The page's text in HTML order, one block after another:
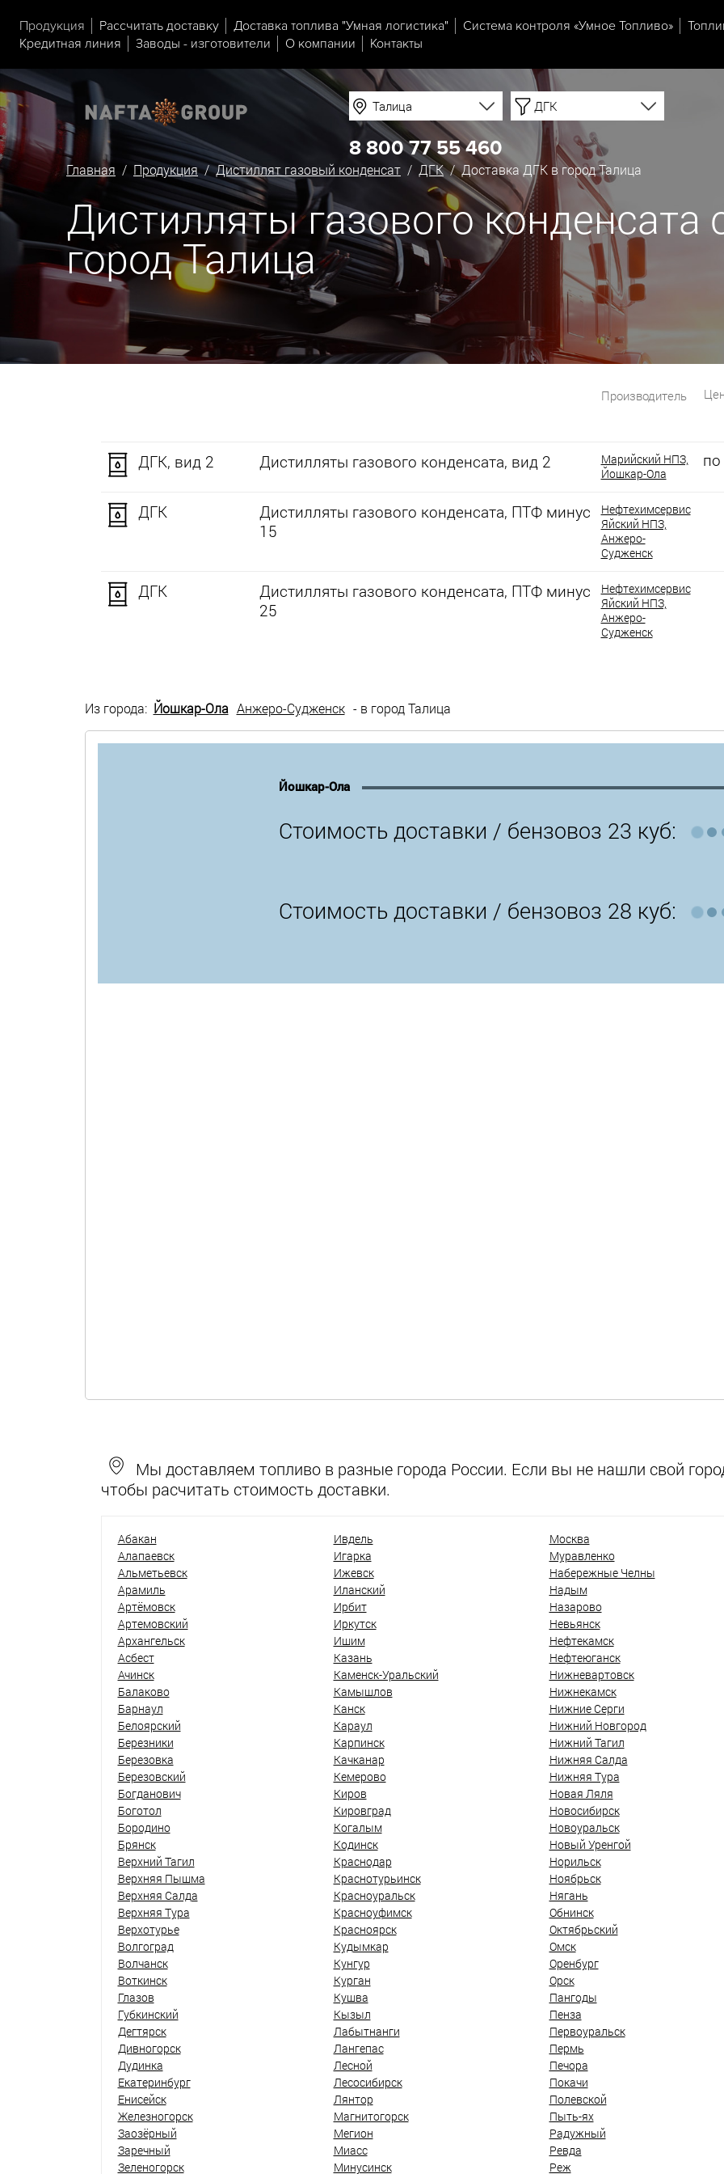
Продукция Рассчитать доставку Доставка топлива "Умная логистика" Система контроля «Умное Топливо»
Кредитная линия
Заводы - изготовители О компании Контакты
Талица ДГК
8 800 77 55 460
Главная / Продукция/Дистиллят газовый конденсат / ДГК/ Доставка ДГК в город Талица
Дистилляты газового конденсата
город Талица
Производитель
ДГК, вид 2 Дистилляты газового конденсата, вид 2
Марийский НПЗ,
Йошкар-Ола
ДГК
Дистилляты газового конденсата, ПТФ минус
15
Нефтехимсервис
Яйский НПЗ,
Анжеро-
Судженск
ДГК
Дистилляты газового конденсата, ПТФ минус
25
Нефтехимсервис
Яйский НПЗ,
Анжеро-
Судженск
Из города: Йошкар-Ола Анжеро-Судженск - в город Талица
Йошкар-Ола
Стоимость доставки / бензовоз 23 куб:
Стоимость доставки / бензовоз 28 куб:
Мы доставляем топливо в разные города России. Если вы не нашли свой
чтобы расчитать стоимость доставки.
Абакан
Алапаевск
Альметьевск
Арамиль
Артёмовск
Артемовский
Архангельск
Асбест
Ачинск
Балаково
Барнаул
Белоярский
Березники
Березовка
Березовский
Богданович
Боготол
Бородино
Брянск
Верхний Тагил
Верхняя Пышма
Верхняя Салда
Верхняя Тура
Верхотурье
Волгоград
Волчанск
Воткинск
Глазов
Губкинский
Дегтярск
Дивногорск
Дудинка
Екатеринбург
Енисейск
Железногорск
Заозёрный
Заречный
Зеленогорск
Ивдель
Игарка
Ижевск
Иланский
Ирбит
Иркутск
Ишим
Казань
Каменск-Уральский
Камышлов
Канск
Караул
Карпинск
Качканар
Кемерово
Киров
Кировград
Когалым
Кодинск
Краснодар
Краснотурьинск
Красноуральск
Красноуфимск
Красноярск
Кудымкар
Кунгур
Курган
Кушва
Кызыл
Лабытнанги
Лангепас
Лесной
Лесосибирск
Лянтор
Магнитогорск
Мегион
Миасс
Минусинск
Москва
Муравленко
Набережные Челны
Надым
Назарово
Невьянск
Нефтекамск
Нефтеюганск
Нижневартовск
Нижнекамск
Нижние Серги
Нижний Новгород
Нижний Тагил
Нижняя Салда
Нижняя Тура
Новая Ляля
Новосибирск
Новоуральск
Новый Уренгой
Норильск
Ноябрьск
Нягань
Обнинск
Октябрьский
Омск
Оренбург
Орск
Пангоды
Пенза
Первоуральск
Пермь
Печора
Покачи
Полевской
Пыть-ях
Радужный
Ревда
Реж